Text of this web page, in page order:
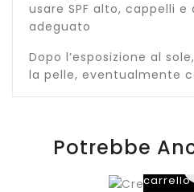
usare SPF alto, cappelli
adeguato
Dopo l’esposizione al
la pelle, eventualmente
Potrebbe
carrello